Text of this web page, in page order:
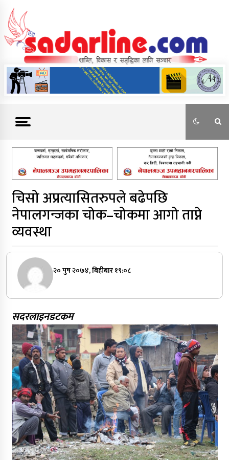
content
News For Nepal
चिसो अप्रत्यासितरुपले बढेपछि
नेपालगन्जका चोक–चोकमा आगो ताप्ने
व्यवस्था
२० पुष २०७४, बिहीबार १९:०८
सदरलाइनडटकम